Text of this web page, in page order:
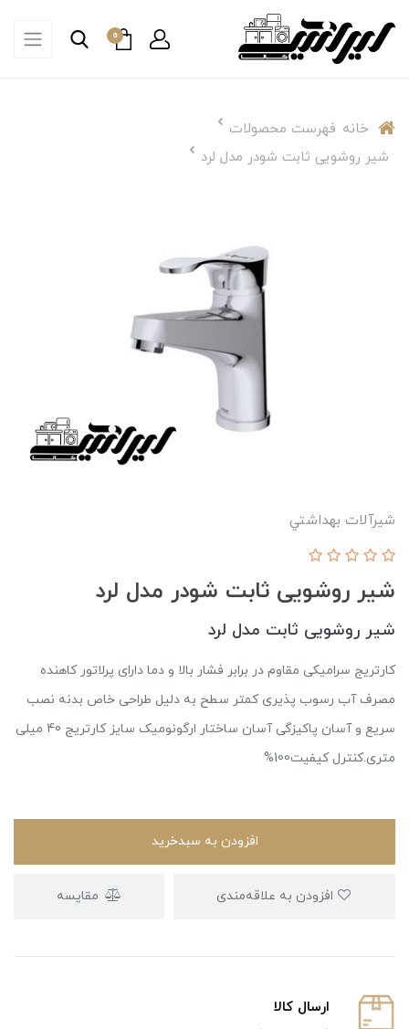
0
خانه فهرست محصولات
شیر روشویی ثابت شودر مدل لرد
شیرآلات بهداشتي
شیر روشویی ثابت شودر مدل لرد
شیر روشویی ثابت مدل لرد
کارتریج سرامیکی مقاوم در برابر فشار بالا و دما دارای پرلاتور کاهنده
مصرف آب رسوب پذیری کمتر سطح به دلیل طراحی خاص بدنه نصب
سریع و آسان پاکیزگی آسان ساختار ارگونومیک سایز کارتریج 40 میلی
متری.کنترل کیفیت100%
افزودن به سبدخرید
مقایسه
ارسال كالا